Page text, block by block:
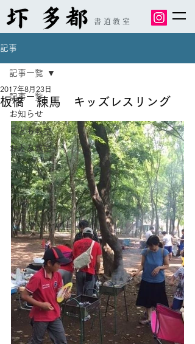
書道教室
記事
記事一覧
お知らせ
こども教室
おとな教室
記事一覧
板橋 練馬 キッズレスリング
2017年8月23日